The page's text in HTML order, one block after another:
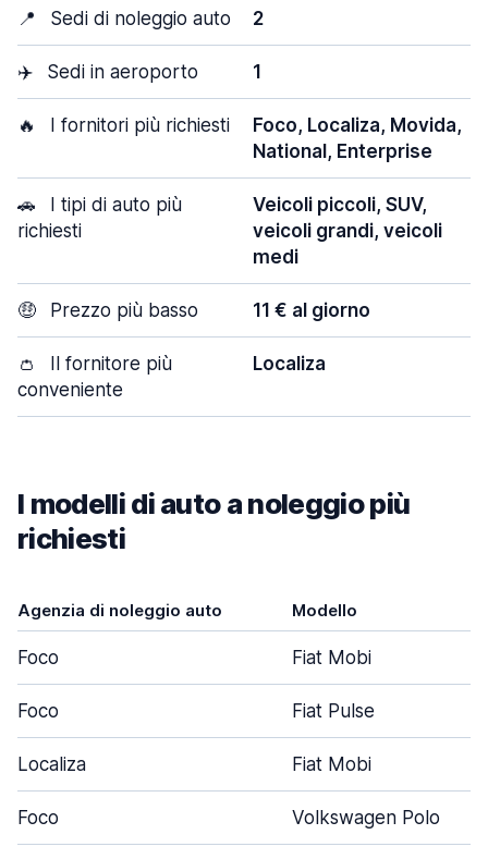
📍 Sedi di noleggio auto 2
✈️ Sedi in aeroporto 1
🔥 I fornitori più richiesti
Foco, Localiza, Movida,
National, Enterprise
🚗
I tipi di auto più
richiesti
Veicoli piccoli, SUV,
veicoli grandi, veicoli
medi
🤑 Prezzo più basso 11 € al giorno
👛
Il fornitore più
conveniente
Localiza
I modelli di auto a noleggio più
richiesti
Agenzia di noleggio auto Modello
Foco Fiat Mobi
Foco Fiat Pulse
Localiza Fiat Mobi
Foco Volkswagen Polo